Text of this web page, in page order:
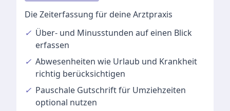
Die Zeiterfassung für deine Arztpraxis
✓ Über- und Minusstunden auf einen Blick
erfassen
✓ Abwesenheiten wie Urlaub und Krankheit
richtig berücksichtigen
✓ Pauschale Gutschriftfür Umziehzeiten
optional nutzen